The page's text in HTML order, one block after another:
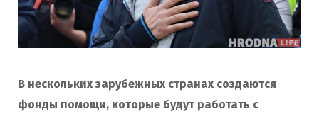
В нескольких зарубежных странах создаются
фонды помощи, которые будут работать с